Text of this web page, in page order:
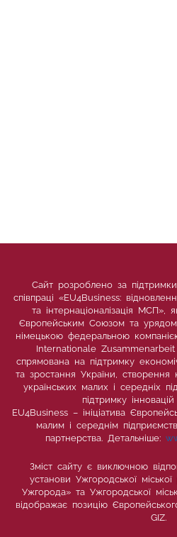
Сайт розроблено за
співпраці «EU4Business:
та інтернаціоналізація МСП»,
Європейським Союзом та урядом
німецькою федеральною
Internationale
спрямована на підтримку
та зростання України,
українських малих і середніх
підтримку
EU4Business – ініціатива
малим і середнім
партнерства. Детальніше:
Зміст сайту є виключною
установи Ужгородської
Ужгорода» та Ужгородської
відображає позицію
GIZ.